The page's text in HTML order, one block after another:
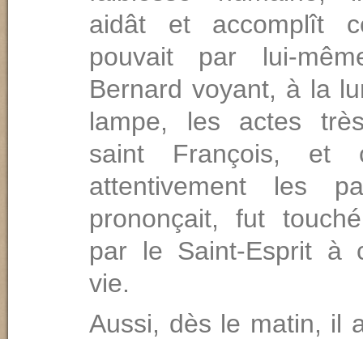
aidât et accomplît
pouvait par lui-
Bernard voyant, à la
lampe, les actes
saint François, et
attentivement les
prononçait, fut
par le Saint-Esprit à
vie.
Aussi, dès le matin, il